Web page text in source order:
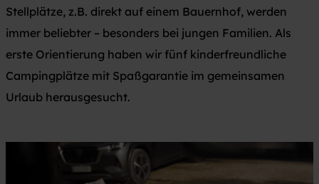
Stellplätze, z.B. direkt auf einem Bauernhof, werden
immer beliebter – besonders bei jungen Familien. Als
erste Orientierung haben wir fünf kinderfreundliche
Campingplätze mit Spaßgarantie im gemeinsamen
Urlaub herausgesucht.